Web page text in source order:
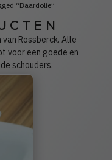
“Baardolie”
Rossberck. Alle
voor een goede en
schouders.